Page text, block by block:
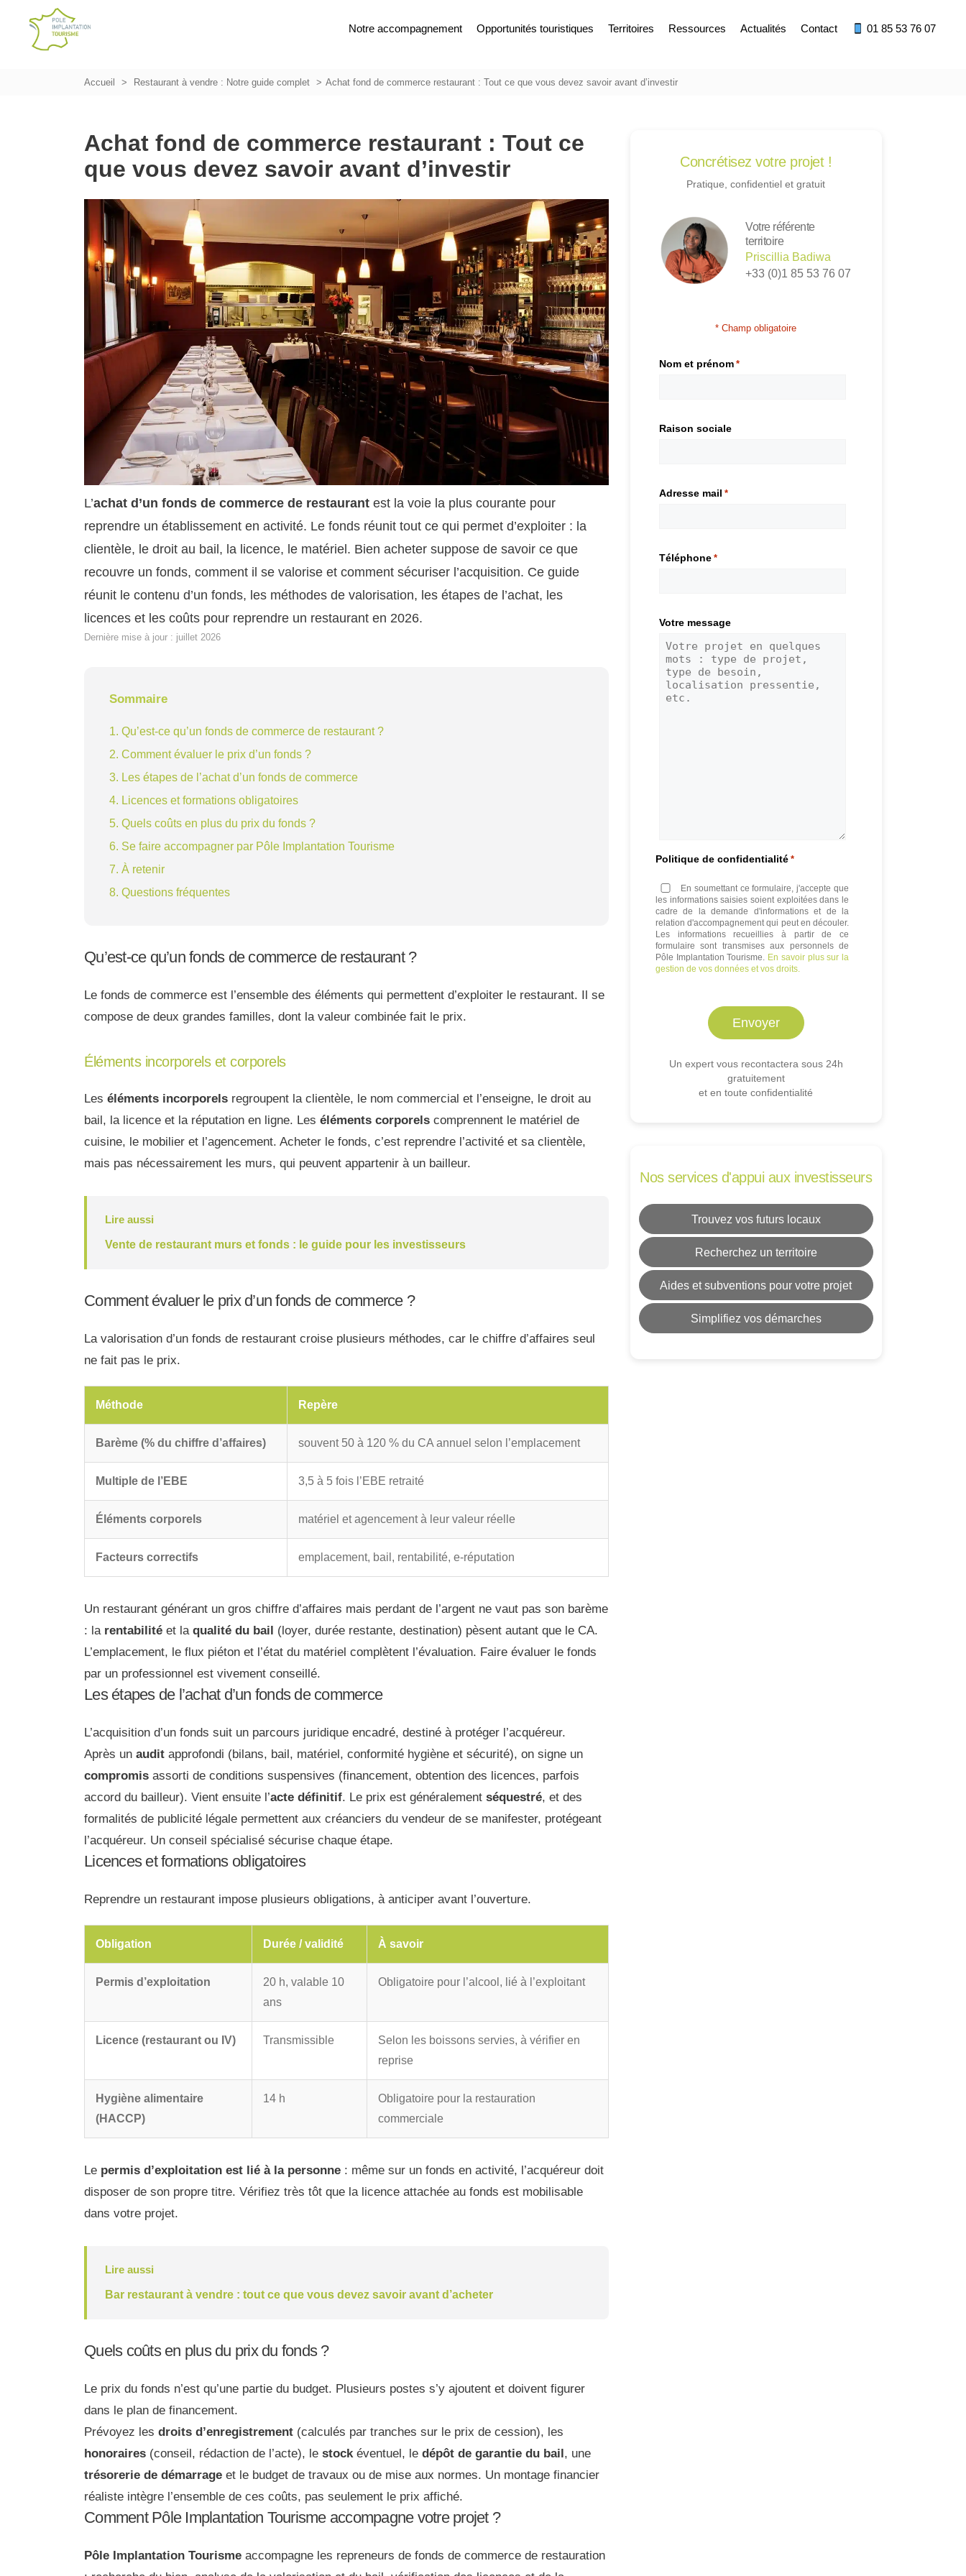
Notre accompagnement Opportunités touristiques Territoires Ressources Actualités Contact 01 85 53 76 07
Accueil Restaurant à vendre : Notre guide complet Achat fond de commerce restaurant : Tout ce que vous devez savoir avant d’investir
Achat fond de commerce restaurant : Tout ce
que vous devez savoir avant d’investir
L’achat d’un fonds de commerce de restaurant est la voie la plus courante pour
reprendre un établissement en activité. Le fonds réunit tout ce qui permet d’exploiter : la
clientèle, le droit au bail, la licence, le matériel. Bien acheter suppose de savoir ce que
recouvre un fonds, comment il se valorise et comment sécuriser l’acquisition. Ce guide
réunit le contenu d’un fonds, les méthodes de valorisation, les étapes de l’achat, les
licences et les coûts pour reprendre un restaurant en 2026.
Dernière mise à jour : juillet 2026
Sommaire
1. Qu’est-ce qu’un fonds de commerce de restaurant ?
2. Comment évaluer le prix d’un fonds ?
3. Les étapes de l’achat d’un fonds de commerce
4. Licences et formations obligatoires
5. Quels coûts en plus du prix du fonds ?
6. Se faire accompagner par Pôle Implantation Tourisme
7. À retenir
8. Questions fréquentes
Qu’est-ce qu’un fonds de commerce de restaurant ?
Le fonds de commerce est l’ensemble des éléments qui permettent d’exploiter le restaurant. Il se
compose de deux grandes familles, dont la valeur combinée fait le prix.
Éléments incorporels et corporels
Les éléments incorporels regroupent la clientèle, le nom commercial et l’enseigne, le droit au
bail, la licence et la réputation en ligne. Les éléments corporels comprennent le matériel de
cuisine, le mobilier et l’agencement. Acheter le fonds, c’est reprendre l’activité et sa clientèle,
mais pas nécessairement les murs, qui peuvent appartenir à un bailleur.
Lire aussi
Vente de restaurant murs et fonds : le guide pour les investisseurs
Comment évaluer le prix d’un fonds de commerce ?
La valorisation d’un fonds de restaurant croise plusieurs méthodes, car le chiffre d’affaires seul
ne fait pas le prix.
Méthode Repère
Barème (% du chiffre d’affaires) souvent 50 à 120 % du CA annuel selon l’emplacement
Multiple de l’EBE 3,5 à 5 fois l’EBE retraité
Éléments corporels matériel et agencement à leur valeur réelle
Facteurs correctifs emplacement, bail, rentabilité, e-réputation
Un restaurant générant un gros chiffre d’affaires mais perdant de l’argent ne vaut pas son barème
: la rentabilité et la qualité du bail (loyer, durée restante, destination) pèsent autant que le CA.
L’emplacement, le flux piéton et l’état du matériel complètent l’évaluation. Faire évaluer le fonds
par un professionnel est vivement conseillé.
Les étapes de l’achat d’un fonds de commerce
L’acquisition d’un fonds suit un parcours juridique encadré, destiné à protéger l’acquéreur.
Après un audit approfondi (bilans, bail, matériel, conformité hygiène et sécurité), on signe un
compromis assorti de conditions suspensives (financement, obtention des licences, parfois
accord du bailleur). Vient ensuite l’acte définitif. Le prix est généralement séquestré, et des
formalités de publicité légale permettent aux créanciers du vendeur de se manifester, protégeant
l’acquéreur. Un conseil spécialisé sécurise chaque étape.
Licences et formations obligatoires
Reprendre un restaurant impose plusieurs obligations, à anticiper avant l’ouverture.
Obligation Durée / validité À savoir
Permis d’exploitation
20 h, valable 10
ans
Obligatoire pour l’alcool, lié à l’exploitant
Licence (restaurant ou IV) Transmissible
Selon les boissons servies, à vérifier en
reprise
Hygiène alimentaire
(HACCP)
14 h
Obligatoire pour la restauration
commerciale
Le permis d’exploitation est lié à la personne : même sur un fonds en activité, l’acquéreur doit
disposer de son propre titre. Vérifiez très tôt que la licence attachée au fonds est mobilisable
dans votre projet.
Lire aussi
Bar restaurant à vendre : tout ce que vous devez savoir avant d’acheter
Quels coûts en plus du prix du fonds ?
Le prix du fonds n’est qu’une partie du budget. Plusieurs postes s’y ajoutent et doivent figurer
dans le plan de financement.
Prévoyez les droits d’enregistrement (calculés par tranches sur le prix de cession), les
honoraires (conseil, rédaction de l’acte), le stockéventuel, le dépôt de garantie du bail, une
trésorerie de démarrage et le budget de travaux ou de mise aux normes. Un montage financier
réaliste intègre l’ensemble de ces coûts, pas seulement le prix affiché.
Comment Pôle Implantation Tourisme accompagne votre projet ?
Pôle Implantation Tourisme accompagne les repreneurs de fonds de commerce de restauration
Concrétisez votre projet !
Pratique, confidentiel et gratuit
Votre référente
territoire
Priscillia Badiwa
+33 (0)1 85 53 76 07
* Champ obligatoire
Nom et prénom *
Raison sociale
Adresse mail *
Téléphone *
Votre message
Politique de confidentialité *
En soumettant ce formulaire, j'accepte que
les informations saisies soient exploitées dans le
cadre de la demande d'informations et de la
relation d'accompagnement qui peut en découler.
Les informations recueillies à partir de ce
formulaire sont transmises aux personnels de
Pôle Implantation Tourisme. En savoir plus sur la
gestion de vos données et vos droits.
Un expert vous recontactera sous 24h
gratuitement
et en toute confidentialité
Nos services d'appui aux investisseurs
Trouvez vos futurs locaux
Recherchez un territoire
Aides et subventions pour votre projet
Simplifiez vos démarches